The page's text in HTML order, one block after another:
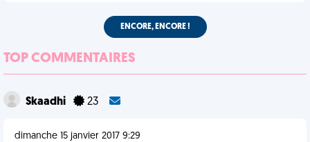
ENCORE, ENCORE !
TOP COMMENTAIRES
Skaadhi 23
dimanche 15 janvier 2017 9:29